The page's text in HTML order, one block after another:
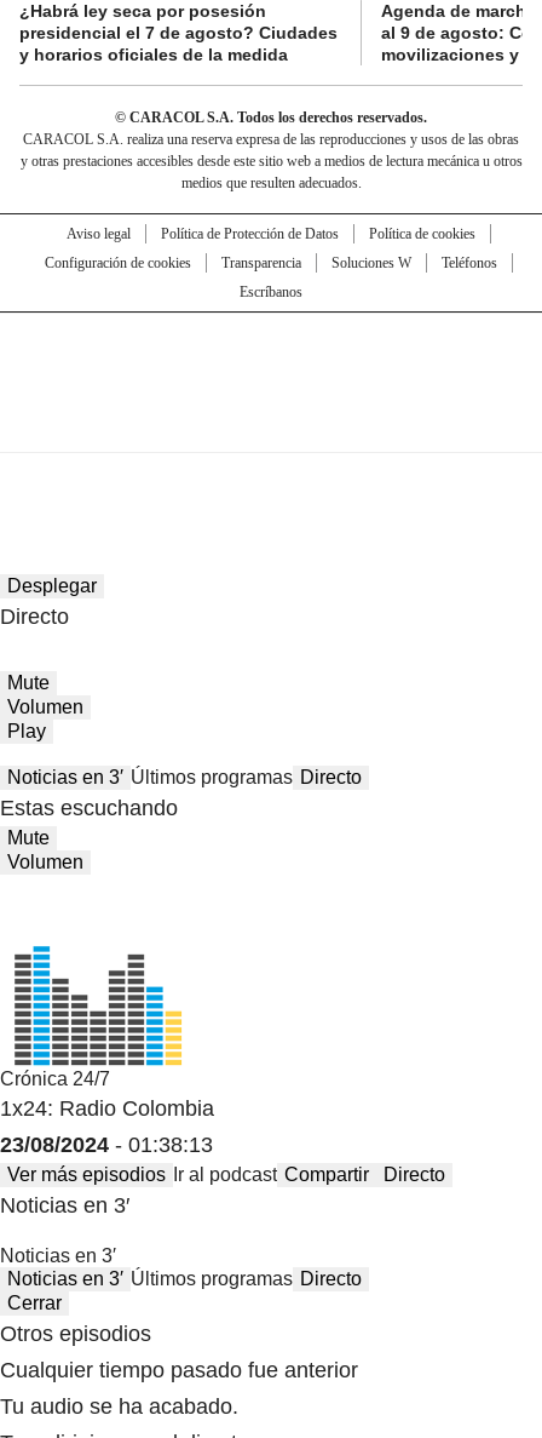
¿Habrá ley seca por posesión
presidencial el 7 de agosto? Ciudades
y horarios oficiales de la medida
Agenda de
al 9 de agosto:
movilizaciones y
© CARACOL S.A. Todos los derechos reservados.
CARACOL S.A. realiza una reserva expresa de las reproducciones y usos de las obras
y otras prestaciones accesibles desde este sitio web a medios de lectura mecánica u otros
medios que resulten adecuados.
Aviso legal Política de Protección de Datos
Política de cookies
Configuración de cookies
Transparencia Soluciones W
Teléfonos
Escríbanos
Desplegar
Directo
Mute
Volumen
Play
Noticias en 3′ Últimos programas Directo
Estas escuchando
Mute
Volumen
Crónica 24/7
1x24: Radio Colombia
23/08/2024 - 01:38:13
Ver más episodios Ir al podcast Compartir Directo
Noticias en 3′
Noticias en 3′
Noticias en 3′ Últimos programas Directo
Cerrar
Otros episodios
Cualquier tiempo pasado fue anterior
Tu audio se ha acabado.